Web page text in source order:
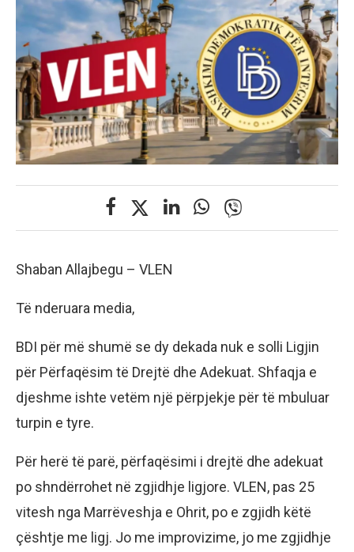
Shaban Allajbegu – VLEN
Të nderuara media,
BDI për më shumë se dy dekada nuk e solli Ligjin
për Përfaqësim të Drejtë dhe Adekuat. Shfaqja e
djeshme ishte vetëm një përpjekje për të mbuluar
turpin e tyre.
Për herë të parë, përfaqësimi i drejtë dhe adekuat
po shndërrohet në zgjidhje ligjore. VLEN, pas 25
vitesh nga Marrëveshja e Ohrit, po e zgjidh këtë
çështje me ligj. Jo me improvizime, jo me zgjidhje